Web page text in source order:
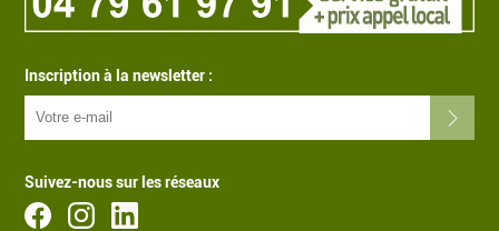
Inscription à la newsletter :
Suivez-nous sur les réseaux